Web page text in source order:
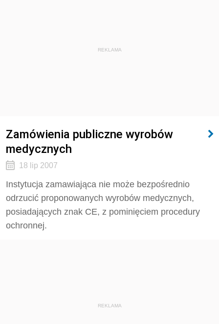
REKLAMA
Zamówienia publiczne wyrobów
medycznych
18 lip 2007
Instytucja zamawiająca nie może bezpośrednio
odrzucić proponowanych wyrobów medycznych,
posiadających znak CE, z pominięciem procedury
ochronnej.
REKLAMA